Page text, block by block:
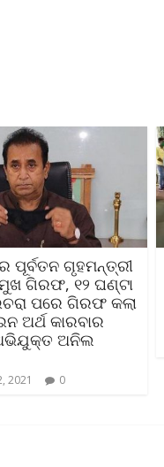
ପୂର୍ବତନ ଗୃହମନ୍ତ୍ରୀ
ଗିରଫ, ୧୨ ଘଣ୍ଟା
ପରେ ଗିରଫ କଲା
ଅର୍ଥ କାରବାର
ଅନିଲ
2021 0